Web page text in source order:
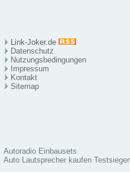
Link-Joker.de
Datenschutz
Nutzungsbedingungen
Impressum
Kontakt
Sitemap
Autoradio Einbausets
Auto Lautsprecher kaufen Testsieger